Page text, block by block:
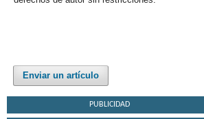
Enviar un artículo
PUBLICIDAD